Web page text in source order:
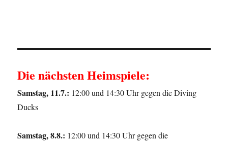
Die nächsten Heimspiele:
Samstag, 11.7.: 12:00 und 14:30 Uhr gegen die Diving
Ducks
Samstag, 8.8.: 12:00 und 14:30 Uhr gegen die